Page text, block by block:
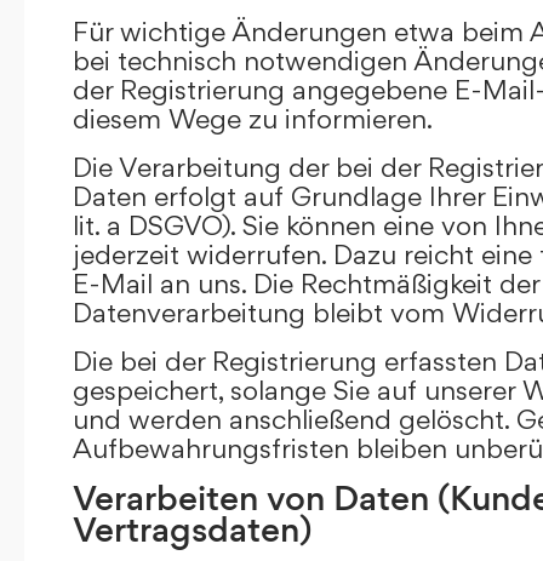
Für wichtige Änderungen etwa beim
bei technisch notwendigen
der Registrierung angegebene E-
diesem Wege zu informieren.
Die Verarbeitung der bei der
Daten erfolgt auf Grundlage Ihrer
lit. a DSGVO). Sie können eine von
jederzeit widerrufen. Dazu reicht
E-Mail an uns. Die Rechtmäßigkeit
Datenverarbeitung bleibt vom
Die bei der Registrierung erfassten
gespeichert, solange Sie auf unserer
und werden anschließend gelöscht.
Aufbewahrungsfristen bleiben
Verarbeiten von Daten
Vertragsdaten)